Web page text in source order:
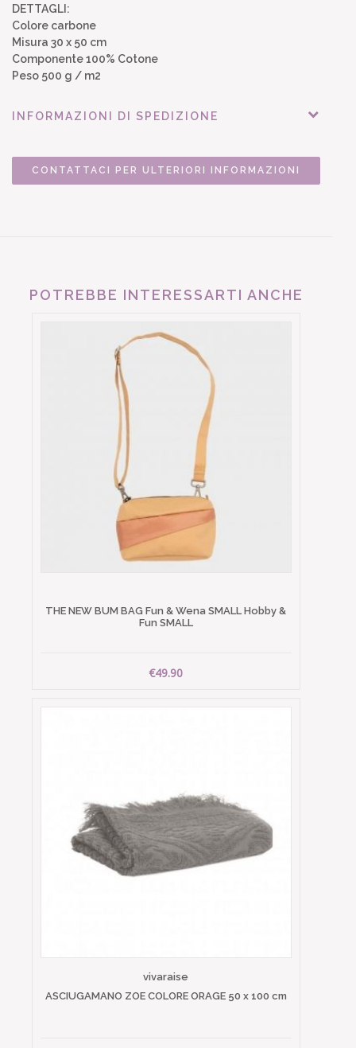
DETTAGLI:
Colore carbone
Misura 30 x 50 cm
Componente 100% Cotone
Peso 500 g / m2
INFORMAZIONI DI SPEDIZIONE
CONTATTACI PER ULTERIORI INFORMAZIONI
POTREBBE INTERESSARTI ANCHE
THE NEW BUM BAG Fun & Wena SMALL Hobby &
Fun SMALL
€49.90
vivaraise
ASCIUGAMANO ZOE COLORE ORAGE 50 x 100 cm